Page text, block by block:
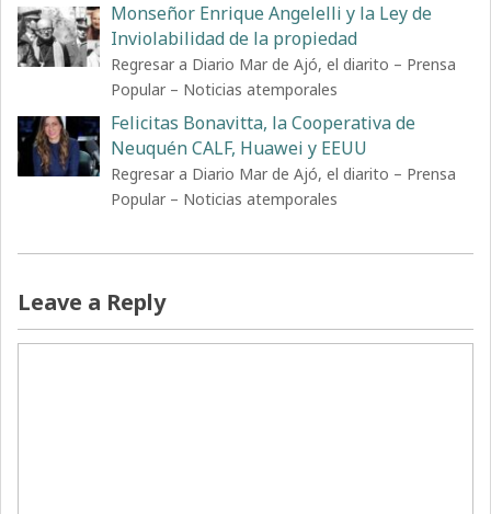
Monseñor Enrique Angelelli y la Ley de
Inviolabilidad de la propiedad
Regresar a Diario Mar de Ajó, el diarito – Prensa
Popular – Noticias atemporales
Felicitas Bonavitta, la Cooperativa de
Neuquén CALF, Huawei y EEUU
Regresar a Diario Mar de Ajó, el diarito – Prensa
Popular – Noticias atemporales
Leave a Reply